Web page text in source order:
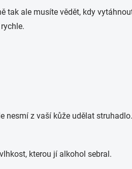
tak ale musíte vědět, kdy
nesmí z vaší kůže udělat
kterou jí alkohol sebral.